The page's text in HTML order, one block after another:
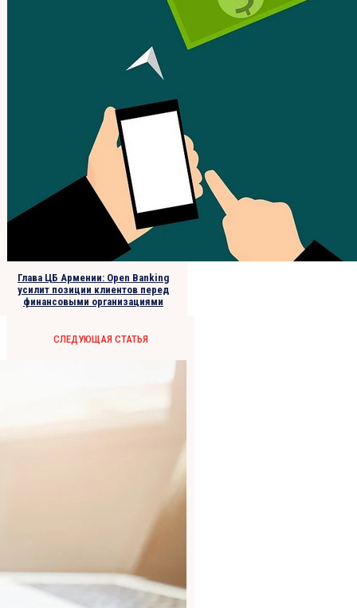
Глава ЦБ Армении: Open Banking
усилит позиции клиентов перед
финансовыми организациями
СЛЕДУЮЩАЯ СТАТЬЯ